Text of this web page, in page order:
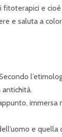
e
e saluta a
e quella